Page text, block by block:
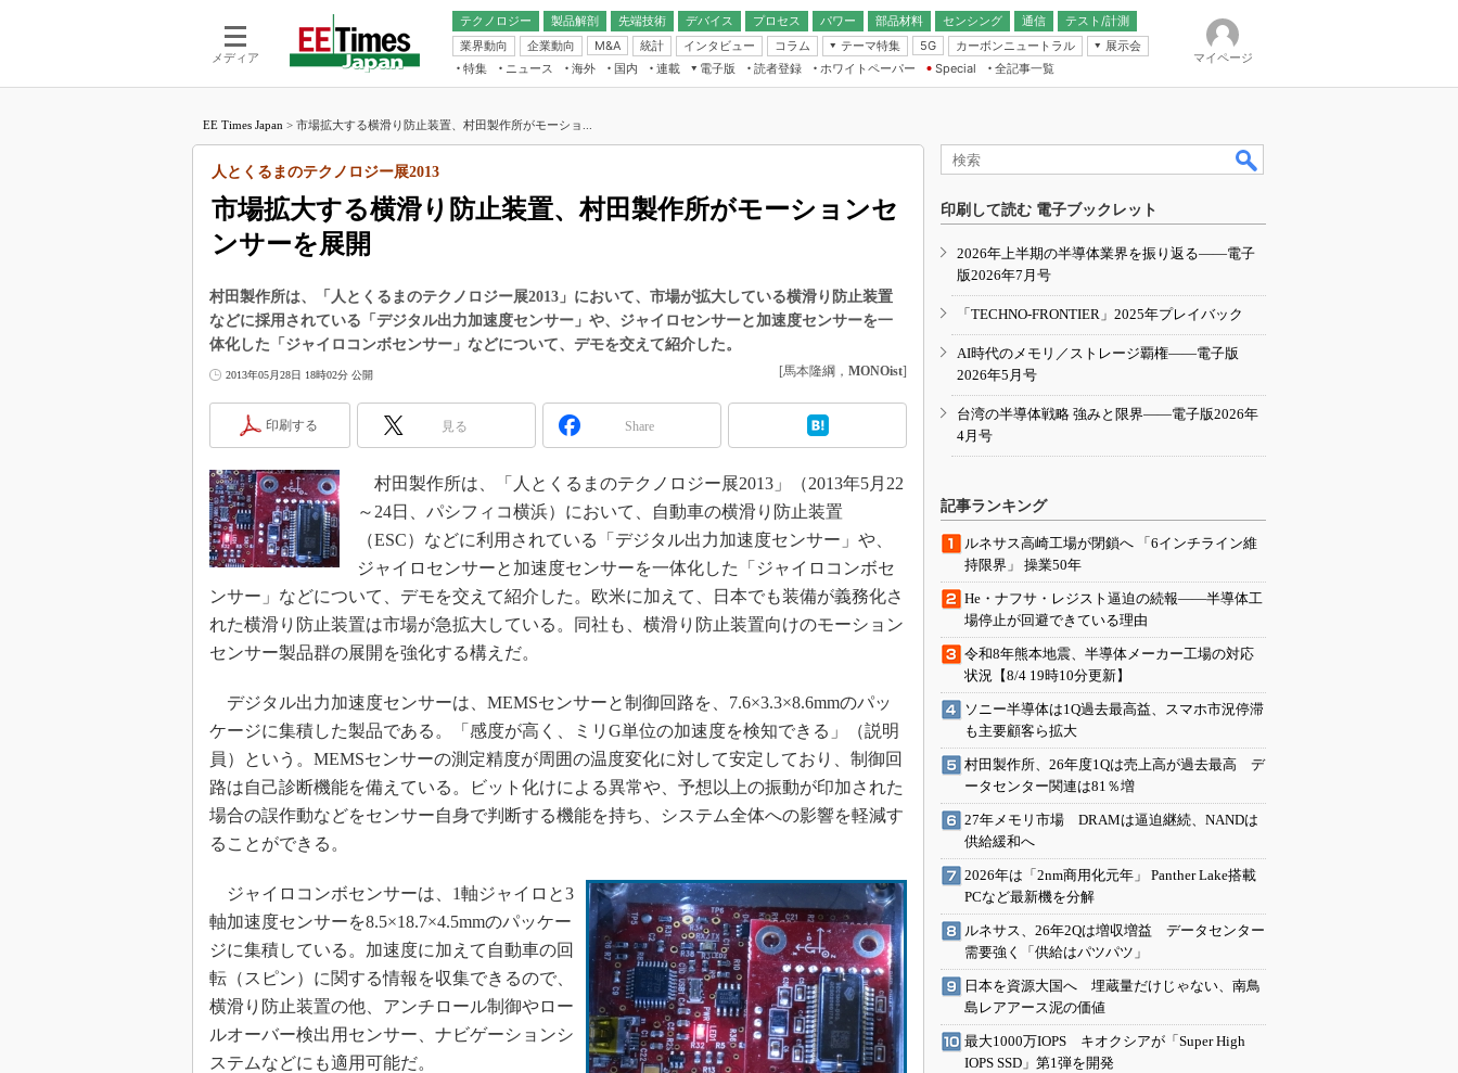
メディア
テクノロジー 製品解剖
先端技術
電池／エネルギー
デバイス
アナログ
マイコン
プロセス パワー 部品材料 センシング
通信
無線
テスト/計測
業界動向
企業動向 M&A 統計 インタビュー コラム
テーマ特集
フィジカルAI
読者調査（EE Times Research）
電源設計（EDN Japan）
エレクトロニクス入門（EDN
Japan）
5G カーボンニュートラル
展示会
IoT・エッジコンピューティング
EXPO
TECHNO-FRONTIER
人とくるま展
特集 ニュース 海外 国内
連載
福田昭のデバイス通信
大山聡の業界スコープ
学漂流記
世界を「数字」で回してみよう
この10年で起こったこと、次の10年
で起こること
光伝送技術を知る
改革、執念の180日
イノベーションは日本を救うのか
IHSアナリスト「未来展望」
ための新行動論
電子版
電子ブックレット
読者登録 ホワイトペーパー
Special
全記事一覧
マイページ
EE Times Japan > 市場拡大する横滑り防止装置、村田製作所がモーショ...
市場拡大する横滑り防止装置、村田製作所がモーションセ
ンサーを展開
人とくるまのテクノロジー展2013
村田製作所は、「人とくるまのテクノロジー展2013」において、市場が拡大している横滑り防止装置
などに採用されている「デジタル出力加速度センサー」や、ジャイロセンサーと加速度センサーを一
体化した「ジャイロコンボセンサー」などについて、デモを交えて紹介した。
2013年05月28日 18時02分 公開 [馬本隆綱， MONOist]
印刷する 見る Share
村田製作所は、「人とくるまのテクノロジー展2013」（2013年5月22
～24日、パシフィコ横浜）において、自動車の横滑り防止装置
（ESC）などに利用されている「デジタル出力加速度センサー」や、
ジャイロセンサーと加速度センサーを一体化した「ジャイロコンボセ
ンサー」などについて、デモを交えて紹介した。欧米に加えて、日本でも装備が義務化さ
れた横滑り防止装置は市場が急拡大している。同社も、横滑り防止装置向けのモーション
センサー製品群の展開を強化する構えだ。
デジタル出力加速度センサーは、MEMSセンサーと制御回路を、7.6×3.3×8.6mmのパッ
ケージに集積した製品である。「感度が高く、ミリG単位の加速度を検知できる」（説明
員）という。MEMSセンサーの測定精度が周囲の温度変化に対して安定しており、制御回
路は自己診断機能を備えている。ビット化けによる異常や、予想以上の振動が印加された
場合の誤作動などをセンサー自身で判断する機能を持ち、システム全体への影響を軽減す
ることができる。
ジャイロコンボセンサーは、1軸ジャイロと3
軸加速度センサーを8.5×18.7×4.5mmのパッケー
ジに集積している。加速度に加えて自動車の回
転（スピン）に関する情報を収集できるので、
横滑り防止装置の他、アンチロール制御やロー
ルオーバー検出用センサー、ナビゲーションシ
ステムなどにも適用可能だ。
印刷して読む 電子ブックレット
2026年上半期の半導体業界を振り返る――電子
版2026年7月号
「TECHNO-FRONTIER」2025年プレイバック
AI時代のメモリ／ストレージ覇権――電子版
2026年5月号
台湾の半導体戦略 強みと限界――電子版2026年
4月号
記事ランキング
ルネサス高崎工場が閉鎖へ 「6インチライン維
持限界」 操業50年
He・ナフサ・レジスト逼迫の続報――半導体工
場停止が回避できている理由
令和8年熊本地震、半導体メーカー工場の対応
状況【8/4 19時10分更新】
ソニー半導体は1Q過去最高益、スマホ市況停滞
も主要顧客ら拡大
村田製作所、26年度1Qは売上高が過去最高 デ
ータセンター関連は81％増
27年メモリ市場 DRAMは逼迫継続、NANDは
供給緩和へ
2026年は「2nm商用化元年」 Panther Lake搭載
PCなど最新機を分解
ルネサス、26年2Qは増収増益 データセンター
需要強く「供給はパツパツ」
日本を資源大国へ 埋蔵量だけじゃない、南鳥
島レアアース泥の価値
最大1000万IOPS キオクシアが「Super High
IOPS SSD」第1弾を開発